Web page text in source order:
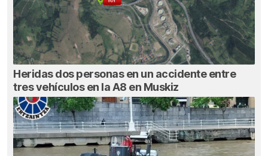
Heridas dos personas en un accidente entre
tres vehículos en la A8 en Muskiz